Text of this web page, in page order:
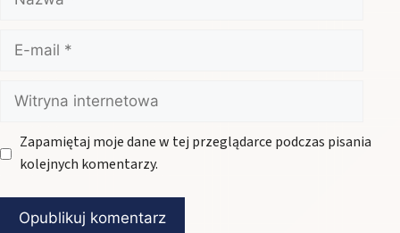
mail
Witryna
internetowa
Zapamiętaj moje dane w tej przeglądarce podczas pisania
kolejnych komentarzy.